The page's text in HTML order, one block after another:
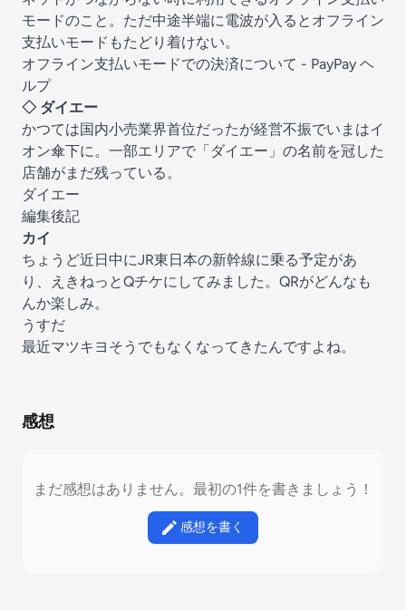
モードのこと。ただ中途半端に電波が入るとオフライン
支払いモードもたどり着けない。
オフライン支払いモードでの決済について - PayPay ヘ
ルプ
◇ ダイエー
かつては国内小売業界首位だったが経営不振でいまはイ
オン傘下に。一部エリアで「ダイエー」の名前を冠した
店舗がまだ残っている。
ダイエー
編集後記
カイ
ちょうど近日中にJR東日本の新幹線に乗る予定があ
り、えきねっとQチケにしてみました。QRがどんなも
んか楽しみ。
うすだ
最近マツキヨそうでもなくなってきたんですよね。
感想
まだ感想はありません。最初の1件を書きましょう！
感想を書く